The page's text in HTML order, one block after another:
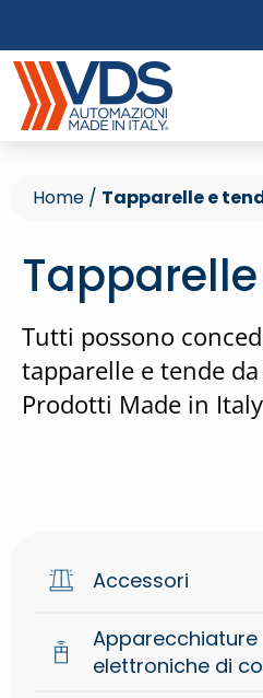
Home / Tapparelle e
Tutti possono
tapparelle e tende da
Prodotti Made in
Accessori
Accessori di
Apparecchiature
elettroniche di